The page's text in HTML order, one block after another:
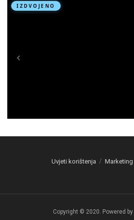
Uvjeti korištenja Marketing
Copyright © 2020. Powered by